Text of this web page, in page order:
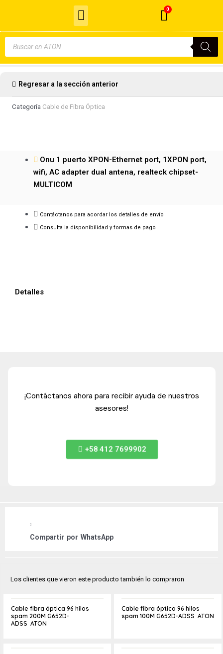
contenido
Menu 0Cart
Búsqueda
de
productos
Regresar a la sección anterior
Categoría Cable de Fibra Óptica
Onu 1 puerto XPON-Ethernet port, 1XPON port,
wifi, AC adapter dual antena, realteck chipset-
MULTICOM
Contáctanos para acordar los detalles de envío
Consulta la disponibilidad y formas de pago
Detalles
¡Contáctanos ahora para recibir ayuda de nuestros
asesores!
+58 412 7699902
Compartir por WhatsApp
Los clientes que vieron este producto también lo compraron
Cable fibra óptica 96 hilos
spam 200M G652D-
ADSS ATON
Cable fibra óptica 96 hilos
spam 100M G652D-ADSS ATON